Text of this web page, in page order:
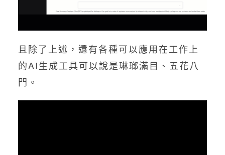
且除了上述，還有各種可以應用在工作上
的AI生成工具可以說是琳瑯滿目、五花八
門。